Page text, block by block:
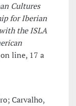
Cultures
for Iberian
the ISLA
line, 17 a
Carvalho,